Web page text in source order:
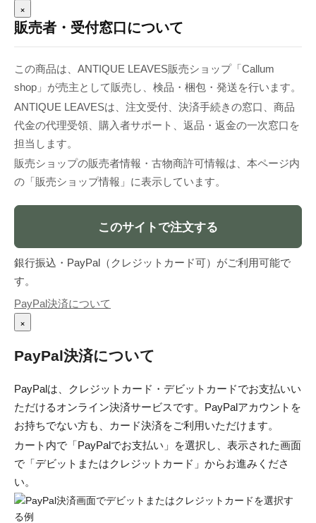
×
販売者・受付窓口について
この商品は、ANTIQUE LEAVES販売ショップ「Callum
shop」が売主として販売し、検品・梱包・発送を行います。
ANTIQUE LEAVESは、注文受付、決済手続きの窓口、商品
代金の代理受領、購入者サポート、返品・返金の一次窓口を
担当します。
販売ショップの販売者情報・古物商許可情報は、本ページ内
の「販売ショップ情報」に表示しています。
このサイトで注文する
銀行振込・PayPal（クレジットカード可）がご利用可能で
す。
PayPal決済について
×
PayPal決済について
PayPalは、クレジットカード・デビットカードでお支払いい
ただけるオンライン決済サービスです。PayPalアカウントを
お持ちでない方も、カード決済をご利用いただけます。
カート内で「PayPalでお支払い」を選択し、表示された画面
で「デビットまたはクレジットカード」からお進みくださ
い。